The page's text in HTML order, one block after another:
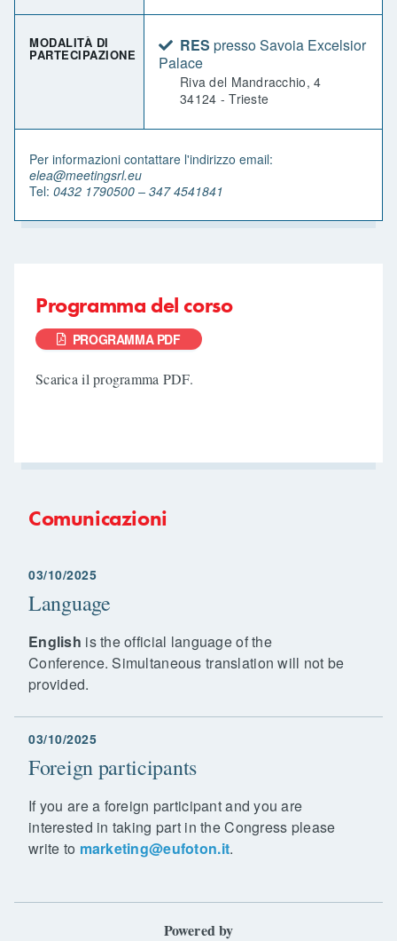
MODALITÀ DI
PARTECIPAZIONE RES presso Savoia Excelsior
Palace
Riva del Mandracchio, 4
34124 - Trieste
Per informazioni contattare l'indirizzo email:
elea@meetingsrl.eu
Tel: 0432 1790500 – 347 4541841
Programma del corso
PROGRAMMA PDF
Scarica il programma PDF.
Comunicazioni
03/10/2025
Language
English is the official language of the
Conference. Simultaneous translation will not be
provided.
03/10/2025
Foreign participants
If you are a foreign participant and you are
interested in taking part in the Congress please
write to marketing@eufoton.it.
Powered by